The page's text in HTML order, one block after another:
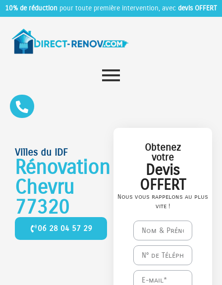
10% de réduction pour toute première intervention, avec devis OFFERT
Villes du IDF
Rénovation
Chevru
77320
06 28 04 57 29
Obtenez
votre
Devis
OFFERT
Nous vous rappelons au plus
vite !